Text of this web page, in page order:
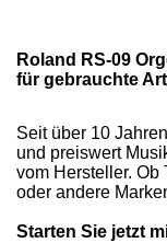
Roland RS-09
für gebrauchte
Seit über 10
und preiswert
vom Hersteller. Ob
oder andere
Starten Sie jetzt